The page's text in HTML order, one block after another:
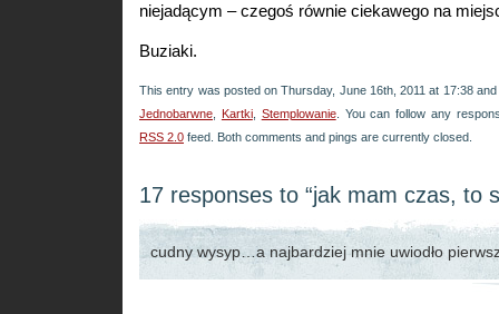
niejadącym – czegoś równie ciekawego na
Buziaki.
This entry was posted on Thursday, June 16th, 2011 at 17:38
Jednobarwne
Kartki, Stemplowanie. You can follow any
RSS 2.0 feed. Both comments and pings are currently closed.
17 responses to “jak mam czas, to
cudny wysyp…a najbardziej mnie uwiodło